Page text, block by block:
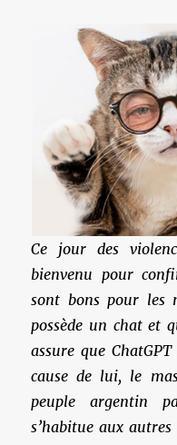
Ce jour des
bienvenu pour
sont bons pour les
possède un chat et
assure que
cause de lui, le
peuple argentin
s’habitue aux